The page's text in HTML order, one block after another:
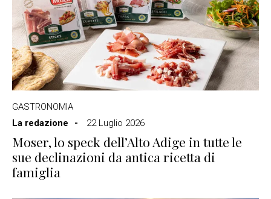
GASTRONOMIA
La redazione
22 Luglio 2026
Moser, lo speck dell’Alto Adige in tutte le
sue declinazioni da antica ricetta di
famiglia